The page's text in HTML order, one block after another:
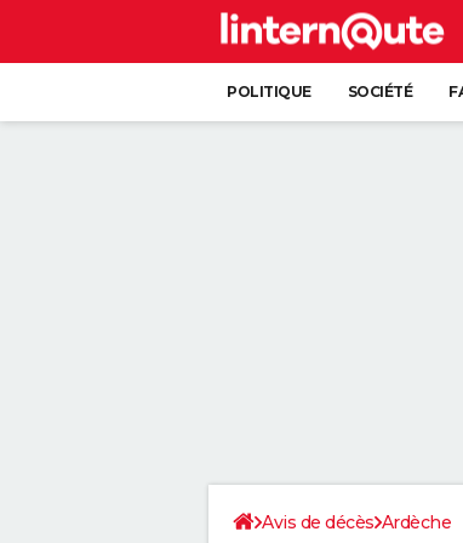
POLITIQUE SOCIÉTÉ
Avis de décès Ardèche